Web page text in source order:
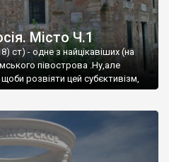
Місто Ч.1
ст) - одне з найцікавіших (на
півострова .Ну,але
розвіяти цей субєктивізм,